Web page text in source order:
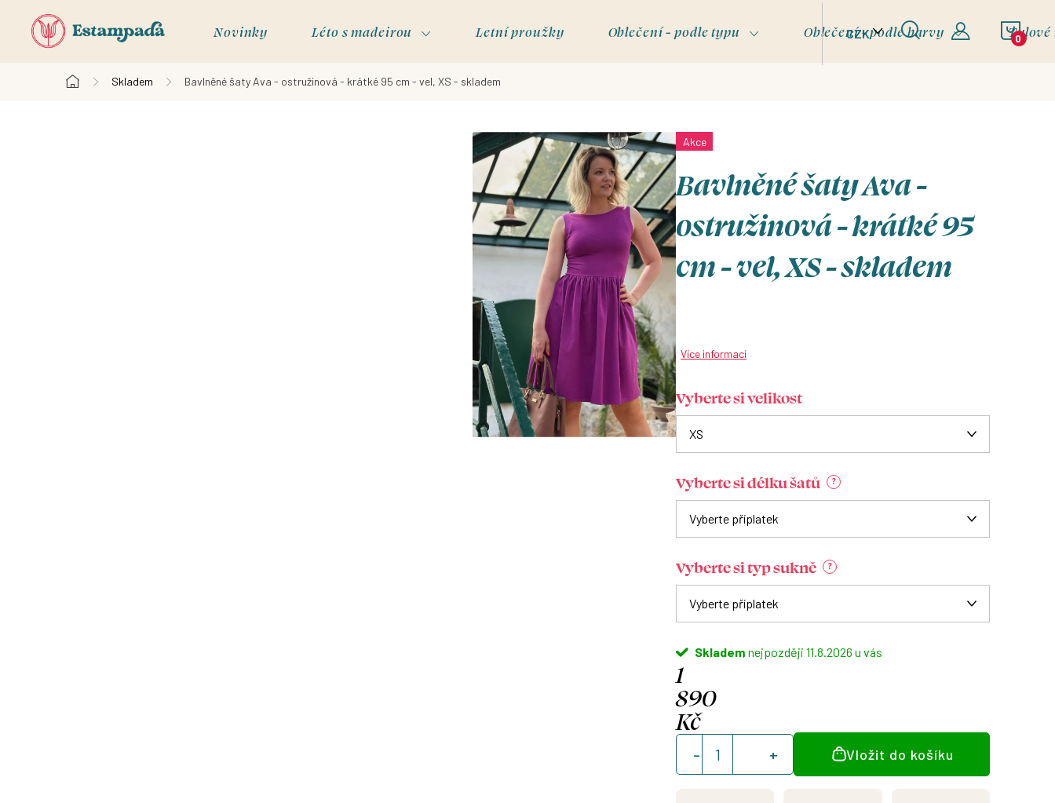
CZK
Novinky Léto s madeirou Letní proužky Oblečení - podle typu Oblečení - podle barvy
Domů
Skladem Bavlněné šaty Ava - ostružinová - krátké 95 cm - vel, XS - skladem
Akce
Bavlněné šaty Ava -
ostružinová - krátké 95
cm - vel, XS - skladem
Více informací
Vyberte si velikost
Vyberte si délku šatů ?
Vyberte si typ sukně ?
Skladem 11.8.2026
1
890
Kč
Měrná
cena:
Vložit do košíku